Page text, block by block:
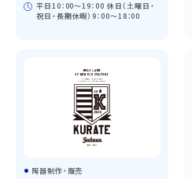
平日10：00～19：00 休日（土曜日・
祝日・長期休暇）9：00～18：00
陶器制作・販売